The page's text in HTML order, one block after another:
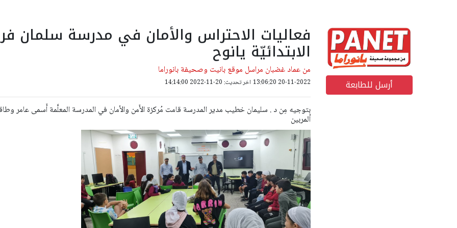
أرسل للطابعة
فعاليات الاحتراس والأمان في مدرسة سلمان
الابتدائيّة يانوح
من عماد غضبان مراسل موقع بانيت وصحيفة بانوراما
20-11-2022 13:06:20 اخر تحديث: 20-11-2022 14:14:00
بتوجيه مِن د . سليمان خطيب مدیر المدرسة قامت مُرکزة الأَمن والأمان في المدرسة المعلَّمة أَسمى عامر
ألمربين